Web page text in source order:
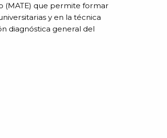
(MATE) que permite formar
y en la técnica
diagnóstica general del